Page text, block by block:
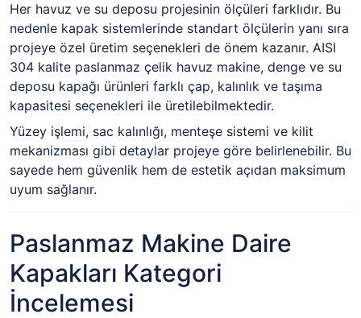
Her havuz ve su deposu projesinin ölçüleri farklıdır. Bu
nedenle kapak sistemlerinde standart ölçülerin yanı sıra
projeye özel üretim seçenekleri de önem kazanır. AISI
304 kalite paslanmaz çelik havuz makine, denge ve su
deposu kapağı ürünleri farklı çap, kalınlık ve taşıma
kapasitesi seçenekleri ile üretilebilmektedir.
Yüzey işlemi, sac kalınlığı, menteşe sistemi ve kilit
mekanizması gibi detaylar projeye göre belirlenebilir. Bu
sayede hem güvenlik hem de estetik açıdan maksimum
uyum sağlanır.
Paslanmaz Makine Daire
Kapakları Kategori
İncelemesi